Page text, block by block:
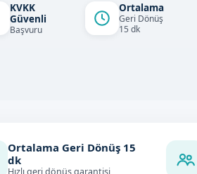
KVKK
Güvenli
Başvuru
Ortalama
Geri Dönüş
15 dk
Ortalama Geri Dönüş 15
dk
Hızlı geri dönüş garantisi